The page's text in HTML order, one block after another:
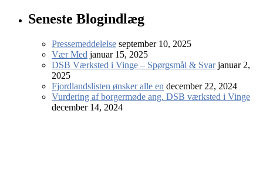
Seneste Blogindlæg
Pressemeddelelse september 10, 2025
Vær Med januar 15, 2025
DSB Værksted i Vinge – Spørgsmål & Svar januar 2,
2025
Fjordlandslisten ønsker alle en december 22, 2024
Vurdering af borgermøde ang. DSB værksted i Vinge
december 14, 2024